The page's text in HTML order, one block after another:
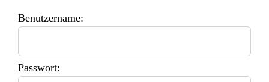
Benutzername:
Passwort: